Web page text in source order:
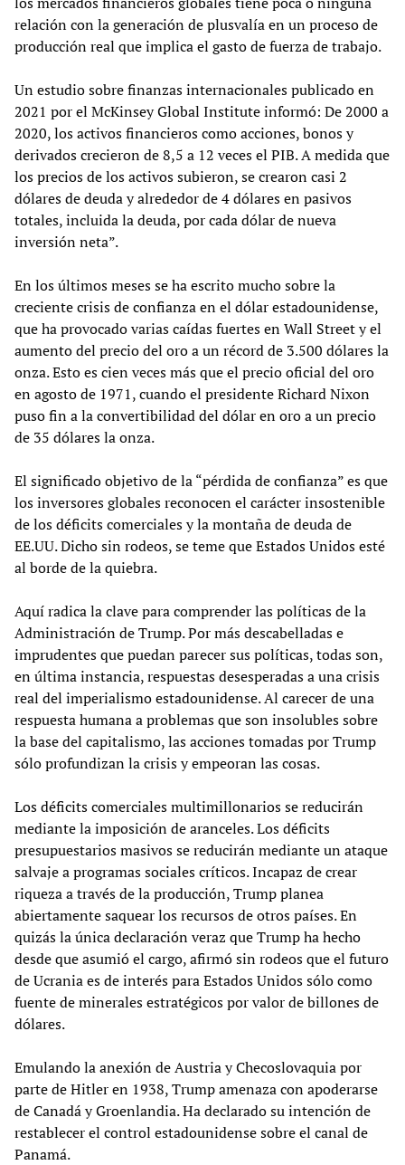
relación con la generación de plusvalía en un proceso de
producción real que implica el gasto de fuerza de trabajo.
Un estudio sobre finanzas internacionales publicado en
2021 por el McKinsey Global Institute informó: De 2000 a
2020, los activos financieros como acciones, bonos y
derivados crecieron de 8,5 a 12 veces el PIB. A medida que
los precios de los activos subieron, se crearon casi 2
dólares de deuda y alrededor de 4 dólares en pasivos
totales, incluida la deuda, por cada dólar de nueva
inversión neta”.
En los últimos meses se ha escrito mucho sobre la
creciente crisis de confianza en el dólar estadounidense,
que ha provocado varias caídas fuertes en Wall Street y el
aumento del precio del oro a un récord de 3.500 dólares la
onza. Esto es cien veces más que el precio oficial del oro
en agosto de 1971, cuando el presidente Richard Nixon
puso fin a la convertibilidad del dólar en oro a un precio
de 35 dólares la onza.
El significado objetivo de la “pérdida de confianza” es que
los inversores globales reconocen el carácter insostenible
de los déficits comerciales y la montaña de deuda de
EE.UU. Dicho sin rodeos, se teme que Estados Unidos esté
al borde de la quiebra.
Aquí radica la clave para comprender las políticas de la
Administración de Trump. Por más descabelladas e
imprudentes que puedan parecer sus políticas, todas son,
en última instancia, respuestas desesperadas a una crisis
real del imperialismo estadounidense. Al carecer de una
respuesta humana a problemas que son insolubles sobre
la base del capitalismo, las acciones tomadas por Trump
sólo profundizan la crisis y empeoran las cosas.
Los déficits comerciales multimillonarios se reducirán
mediante la imposición de aranceles. Los déficits
presupuestarios masivos se reducirán mediante un ataque
salvaje a programas sociales críticos. Incapaz de crear
riqueza a través de la producción, Trump planea
abiertamente saquear los recursos de otros países. En
quizás la única declaración veraz que Trump ha hecho
desde que asumió el cargo, afirmó sin rodeos que el futuro
de Ucrania es de interés para Estados Unidos sólo como
fuente de minerales estratégicos por valor de billones de
dólares.
Emulando la anexión de Austria y Checoslovaquia por
parte de Hitler en 1938, Trump amenaza con apoderarse
de Canadá y Groenlandia. Ha declarado su intención de
restablecer el control estadounidense sobre el canal de
Panamá.